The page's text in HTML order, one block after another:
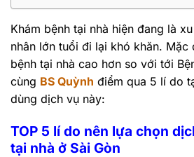
Khám bệnh tại nhà hiện đang là
nhân lớn tuổi đi lại khó khăn. Mặc
bệnh tại nhà cao hơn so với tới
cùng BS Quỳnh điểm qua 5 lí do
dùng dịch vụ này:
TOP 5 lí do nên lựa chọn
tại nhà ở Sài Gòn